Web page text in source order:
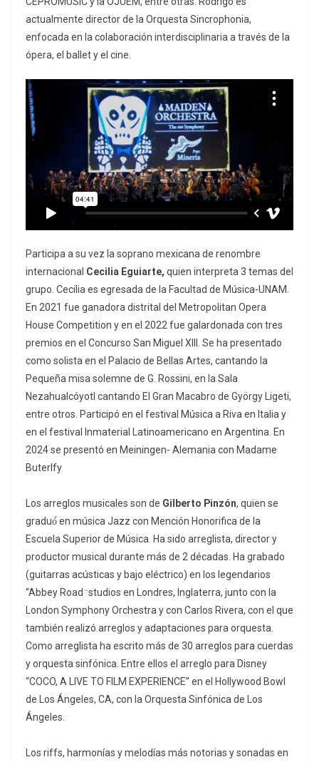
actualmente director de la Orquesta Sincrophonia,
enfocada en la colaboración interdisciplinaria a través de la
ópera, el ballet y el cine.
Participa a su vez la soprano mexicana de renombre
internacional Cecilia Eguiarte, quien interpreta 3 temas del
grupo. Cecilia es egresada de la Facultad de Música-UNAM.
En 2021 fue ganadora distrital del Metropolitan Opera
House Competition y en el 2022 fue galardonada con tres
premios en el Concurso San Miguel XIII. Se ha presentado
como solista en el Palacio de Bellas Artes, cantando la
Pequeña misa solemne de G. Rossini, en la Sala
Nezahualcóyotl cantando El Gran Macabro de György Ligeti,
entre otros. Participó en el festival Música a Riva en Italia y
en el festival Inmaterial Latinoamericano en Argentina. En
2024 se presentó en Meiningen- Alemania con Madame
Buterlfy
Los arreglos musicales son de Gilberto Pinzón, quien se
graduó́ en música Jazz con Mención Honorifica de la
Escuela Superior de Música. Ha sido arreglista, director y
productor musical durante más de 2 décadas. Ha grabado
(guitarras acústicas y bajo eléctrico) en los legendarios
“Abbey Road ̈ studios en Londres, Inglaterra, junto con la
London Symphony Orchestra y con Carlos Rivera, con el que
también realizó arreglos y adaptaciones para orquesta.
Como arreglista ha escrito más de 30 arreglos para cuerdas
y orquesta sinfónica. Entre ellos el arreglo para Disney
“COCO, A LIVE TO FILM EXPERIENCE” en el Hollywood Bowl
de Los Ángeles, CA, con la Orquesta Sinfónica de Los
Ángeles.
Los riffs, harmonías y melodías más notorias y sonadas en